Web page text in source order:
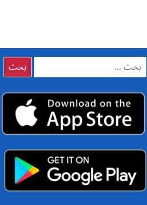
البحث
عن: